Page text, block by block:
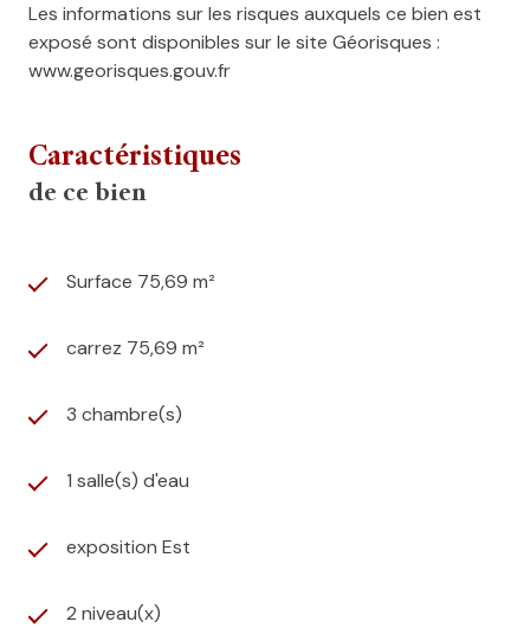
Les informations sur les risques auxquels ce bien est
exposé sont disponibles sur le site Géorisques :
www.georisques.gouv.fr
Caractéristiques
de ce bien
Surface 75,69 m²
carrez 75,69 m²
3 chambre(s)
1 salle(s) d'eau
exposition Est
2 niveau(x)